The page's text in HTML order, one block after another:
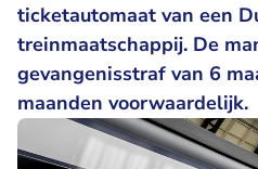
ticketautomaat van een
treinmaatschappij. De
gevangenisstraf van 6
maanden voorwaardelijk.